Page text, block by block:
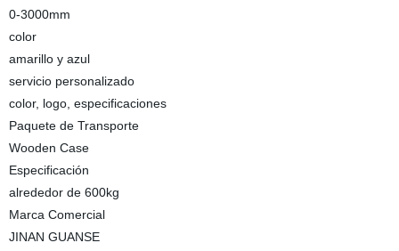
0-3000mm
color
amarillo y azul
servicio personalizado
color, logo, especificaciones
Paquete de Transporte
Wooden Case
Especificación
alrededor de 600kg
Marca Comercial
JINAN GUANSE